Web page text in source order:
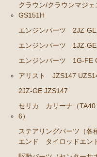
ンカップリング ホ
ブレーキパーツ（マ
ーズシリンダー オー
ステアリングパーツ
ツ ラックエンド タ
燃料パーツ（ポン
ーゲージなど）
ウエザーストリップ
カローラ スプリンタ
クラウン/クラウンマジ
GS151H
エンジンパーツ 2JZ-
エンジンパーツ 1JZ-
エンジンパーツ 1G-FE
アリスト JZS147
2JZ-GE JZS147
セリカ カリーナ（TA40
6）
ステアリングパーツ（
エンド タイロッドエン